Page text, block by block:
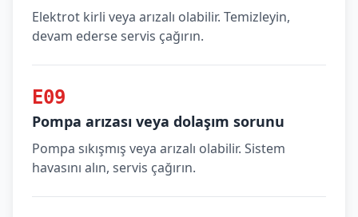
Elektrot kirli veya arızalı olabilir. Temizleyin,
devam ederse servis çağırın.
E09
Pompa arızası veya dolaşım sorunu
Pompa sıkışmış veya arızalı olabilir. Sistem
havasını alın, servis çağırın.